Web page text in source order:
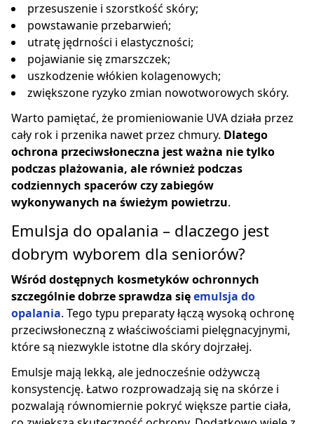
przesuszenie i szorstkość skóry;
powstawanie przebarwień;
utratę jędrności i elastyczności;
pojawianie się zmarszczek;
uszkodzenie włókien kolagenowych;
zwiększone ryzyko zmian nowotworowych skóry.
Warto pamiętać, że promieniowanie UVA działa przez
cały rok i przenika nawet przez chmury. Dlatego
ochrona przeciwsłoneczna jest ważna nie tylko
podczas plażowania, ale również podczas
codziennych spacerów czy zabiegów
wykonywanych na świeżym powietrzu.
Emulsja do opalania – dlaczego jest
dobrym wyborem dla seniorów?
Wśród dostępnych kosmetyków ochronnych
szczególnie dobrze sprawdza sięemulsja do
opalania. Tego typu preparaty łączą wysoką ochronę
przeciwsłoneczną z właściwościami pielęgnacyjnymi,
które są niezwykle istotne dla skóry dojrzałej.
Emulsje mają lekką, ale jednocześnie odżywczą
konsystencję. Łatwo rozprowadzają się na skórze i
pozwalają równomiernie pokryć większe partie ciała,